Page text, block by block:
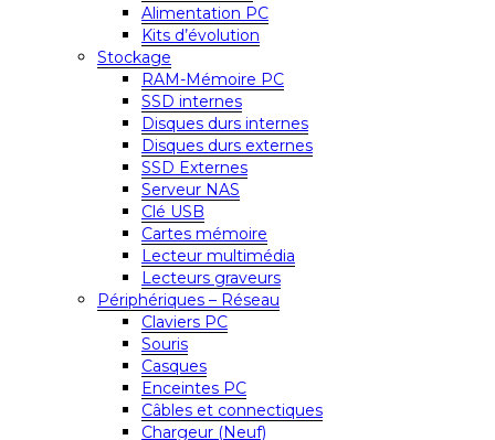
Alimentation PC
Kits d’évolution
Stockage
RAM-Mémoire PC
SSD internes
Disques durs internes
Disques durs externes
SSD Externes
Serveur NAS
Clé USB
Cartes mémoire
Lecteur multimédia
Lecteurs graveurs
Périphériques – Réseau
Claviers PC
Souris
Casques
Enceintes PC
Câbles et connectiques
Chargeur (Neuf)